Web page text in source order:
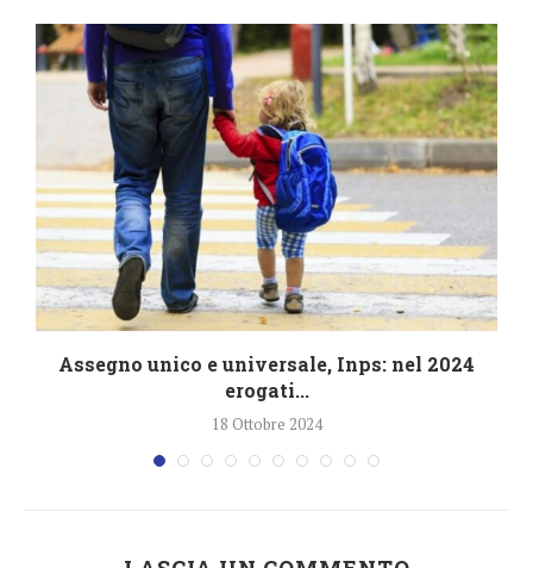
Assegno unico e universale, Inps: nel 2024
erogati...
18 Ottobre 2024